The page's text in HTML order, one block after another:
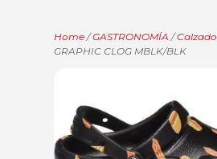
Home /GASTRONOMÍA /Calzado
GRAPHIC CLOG MBLK/BLK